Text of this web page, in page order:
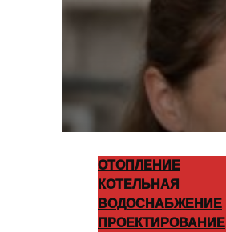
ОТОПЛЕНИЕ
КОТЕЛЬНАЯ
ВОДОСНАБЖЕНИЕ
ПРОЕКТИРОВАНИЕ